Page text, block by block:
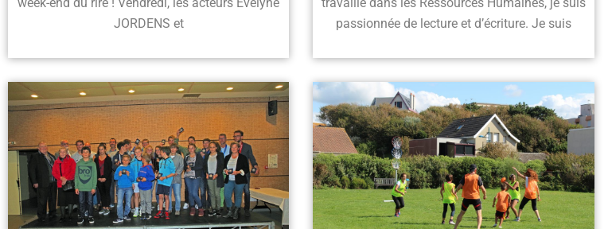
week-end du rire ! Vendredi, les acteurs Evelyne
JORDENS et
travaille dans les Ressources Humaines, je suis
passionnée de lecture et d’écriture. Je suis